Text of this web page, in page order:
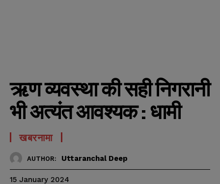
ऋण व्यवस्था की सही निगरानी
भी अत्यंत आवश्यक : धामी
खबरनामा
AUTHOR: Uttaranchal Deep
15 January 2024